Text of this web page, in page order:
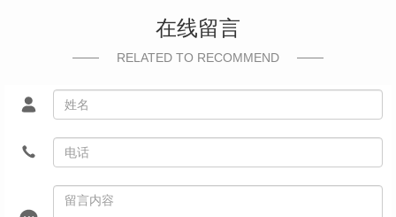
在线留言
RELATED TO RECOMMEND